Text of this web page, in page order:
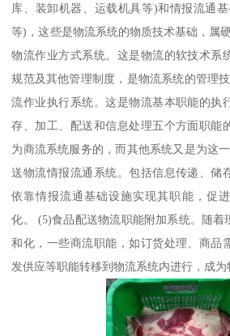
库、装卸机器、运载机具等)和情报流通
等)，这些是物流系统的物质技术基础，属
物流作业方式系统。这是物流的软技术系
规范及其他管理制度，是物流系统的管理
流作业执行系统。这是物流基本职能的执
存、加工、配送和信息处理五个方面职能
为商流系统服务的，而其他系统又是为这
送物流情报流通系统。包括信息传递、储
依靠情报流通基础设施实现其职能，促
化。 (5)食品配送物流职能附加系统。随着
和化，一些商流职能，如订货处理、商品
发供应等职能转移到物流系统内进行，成为